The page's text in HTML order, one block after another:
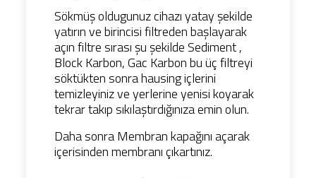
Sökmüş oldugunuz cihazı yatay şekilde
yatırın ve birincisi filtreden başlayarak
açın filtre sırası şu şekilde Sediment ,
Block Karbon, Gac Karbon bu üç filtreyi
söktükten sonra hausing içlerini
temizleyiniz ve yerlerine yenisi koyarak
tekrar takıp sıkılaştırdığınıza emin olun.
Daha sonra Membran kapağını açarak
içerisinden membranı çıkartınız.